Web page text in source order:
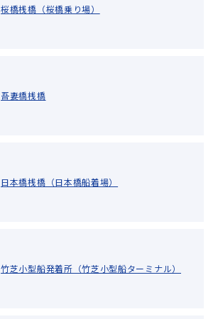
桜橋桟橋（桜橋乗り場）
吾妻橋桟橋
日本橋桟橋（日本橋船着場）
竹芝小型船発着所（竹芝小型船ターミナル）